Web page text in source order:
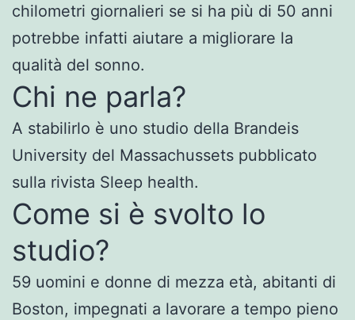
chilometri giornalieri se si ha più di 50 anni
potrebbe infatti aiutare a migliorare la
qualità del sonno.
Chi ne parla?
A stabilirlo è uno studio della Brandeis
University del Massachussets pubblicato
sulla rivista Sleep health.
Come si è svolto lo
studio?
59 uomini e donne di mezza età, abitanti di
Boston, impegnati a lavorare a tempo pieno